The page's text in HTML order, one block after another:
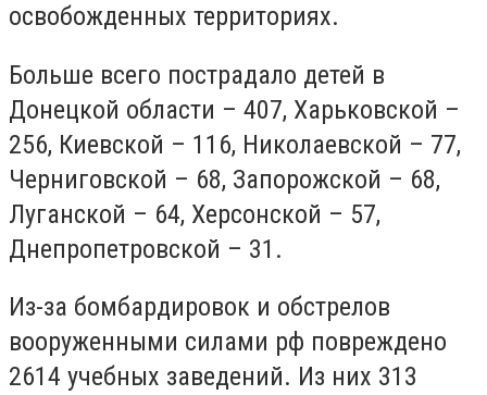
освобожденных территориях.
Больше всего пострадало детей в
Донецкой области – 407, Харьковской –
256, Киевской – 116, Николаевской – 77,
Черниговской – 68, Запорожской – 68,
Луганской – 64, Херсонской – 57,
Днепропетровской – 31.
Из-за бомбардировок и обстрелов
вооруженными силами рф повреждено
2614 учебных заведений. Из них 313